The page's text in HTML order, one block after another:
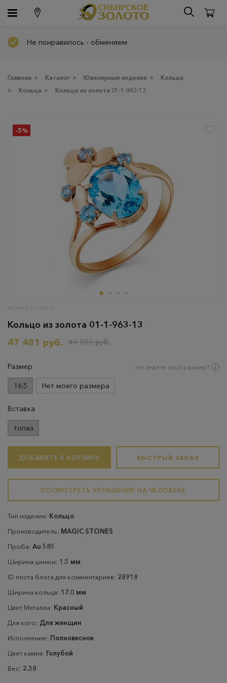
Не понравилось - обменяем
Главная > Каталог > Ювелирные изделия >
Кольца
>
Кольца > Кольцо из золота 01-1-963-13
-5%
АРТИКУЛ: 01-1-963-13
Кольцо из золота 01-1-963-13
47 481 руб.
49 980 руб.
Размер Не знаете свой размер?
16.5 Нет моего размера
Вставка
топаз
ДОБАВИТЬ В КОРЗИНУ БЫСТРЫЙ ЗАКАЗ
ПОСМОТРЕТЬ УКРАШЕНИЕ НА ЧЕЛОВЕКЕ
Тип изделия: Кольцо
Производитель: MAGIC STONES
Проба: Au 585
Ширина шинки: 1.5 мм
ID поста блога для комментариев: 28918
Ширина кольца: 17.0 мм
Цвет Металла: Красный
Для кого: Для женщин
Исполнение: Полновесное
Цвет камня: Голубой
Вес: 2.38